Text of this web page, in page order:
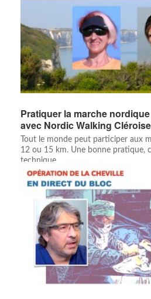
Pratiquer la marche
avec Nordic Walking Cléroise
Tout le monde peut participer aux
12 ou 15 km. Une bonne pratique,
technique.